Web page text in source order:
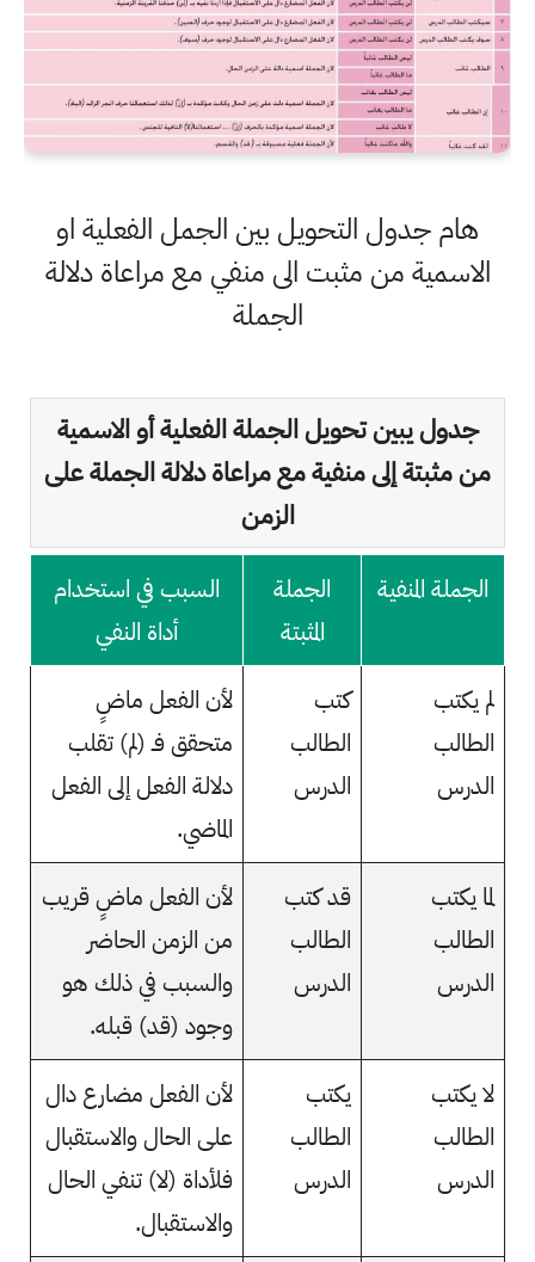
هام جدول التحويل بين الجمل الفعلية او
الاسمية من مثبت الى منفي مع مراعاة دلالة
الجملة
جدول يبين تحويل الجملة الفعلية أو الاسمية
من مثبتة إلى منفية مع مراعاة دلالة الجملة على
الزمن
الجملة المنفية
الجملة
المثبتة
السبب في استخدام
أداة النفي
لم يكتب
الطالب
الدرس
كتب
الطالب
الدرس
لأن الفعل ماضٍ
متحقق فـ (لم) تقلب
دلالة الفعل إلى الفعل
الماضي.
لما يكتب
الطالب
الدرس
قد كتب
الطالب
الدرس
لأن الفعل ماضٍ قريب
من الزمن الحاضر
والسبب في ذلك هو
وجود (قد) قبله.
لا يكتب
الطالب
الدرس
يكتب
الطالب
الدرس
لأن الفعل مضارع دال
على الحال والاستقبال
فلأداة (لا) تنفي الحال
والاستقبال.